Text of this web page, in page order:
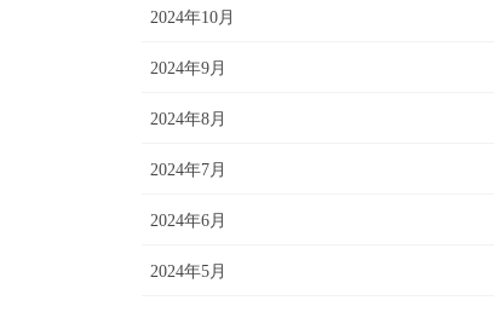
2024年10月
2024年9月
2024年8月
2024年7月
2024年6月
2024年5月